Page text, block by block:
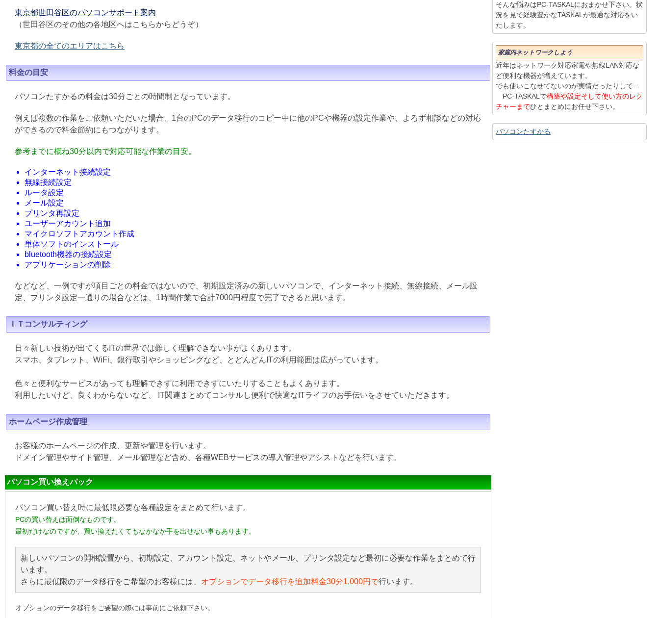
東京都世田谷区のパソコンサポート案内
（世田谷区のその他の各地区へはこちらからどうぞ）
東京都の全てのエリアはこちら
料金の目安
パソコンたすかるの料金は30分ごとの時間制となっています。
例えば複数の作業をご依頼いただいた場合、1台のPCのデータ移行のコピー中に他のPCや機器の設定作業や、よろず相談などの対応
ができるので料金節約にもつながります。
参考までに概ね30分以内で対応可能な作業の目安。
インターネット接続設定
無線接続設定
ルータ設定
メール設定
プリンタ再設定
ユーザーアカウント追加
マイクロソフトアカウント作成
単体ソフトのインストール
bluetooth機器の接続設定
アプリケーションの削除
などなど、一例ですが項目ごとの料金ではないので、初期設定済みの新しいパソコンで、インターネット接続、無線接続、メール設
定、プリンタ設定一通りの場合などは、1時間作業で合計7000円程度で完了できると思います。
ＩＴコンサルティング
日々新しい技術が出てくるITの世界では難しく理解できない事がよくあります。
スマホ、タブレット、WiFi、銀行取引やショッピングなど、とどんどんITの利用範囲は広がっています。
色々と便利なサービスがあっても理解できずに利用できずにいたりすることもよくあります。
利用したいけど、良くわからないなど、 IT関連まとめてコンサルし便利で快適なITライフのお手伝いをさせていただきます。
ホームページ作成管理
お客様のホームページの作成、更新や管理を行います。
ドメイン管理やサイト管理、メール管理など含め、各種WEBサービスの導入管理やアシストなどを行います。
パソコン買い換えパック
パソコン買い替え時に最低限必要な各種設定をまとめて行います。
PCの買い替えは面倒なものです。
最初だけなのですが、買い換えたくてもなかなか手を出せない事もあります。
新しいパソコンの開梱設置から、初期設定、アカウント設定、ネットやメール、プリンタ設定など最初に必要な作業をまとめて行
います。
さらに最低限のデータ移行をご希望のお客様には、 オプションでデータ移行を追加料金30分1,000円で行います。
オプションのデータ移行をご要望の際には事前にご依頼下さい。
そんな悩みはPC-TASKALにおまかせ下さい。状
況を見て経験豊かなTASKALが最適な対応をい
たします。
家庭内ネットワークしよう
近年はネットワーク対応家電や無線LAN対応な
ど便利な機器が増えています。
でも使いこなせてないのが実情だったりして…
PC-TASKALで構築や設定そして使い方のレク
チャーまでひとまとめにお任せ下さい。
パソコンたすかる